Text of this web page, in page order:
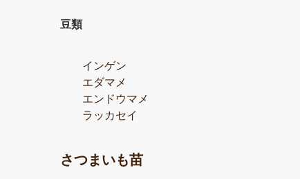
豆類
インゲン
エダマメ
エンドウマメ
ラッカセイ
さつまいも苗